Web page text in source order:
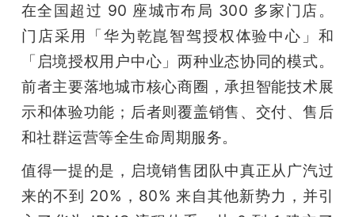
在全国超过 90 座城市布局 300 多家门店。
门店采用「华为乾崑智驾授权体验中心」和
「启境授权用户中心」两种业态协同的模式。
前者主要落地城市核心商圈，承担智能技术展
示和体验功能；后者则覆盖销售、交付、售后
和社群运营等全生命周期服务。
值得一提的是，启境销售团队中真正从广汽过
来的不到 20%，80% 来自其他新势力，并引